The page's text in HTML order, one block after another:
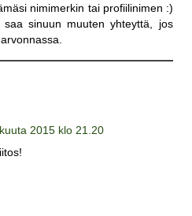
nimimerkin tai profiilinimen :)
sinuun muuten yhteyttä, jos
2015 klo 21.20